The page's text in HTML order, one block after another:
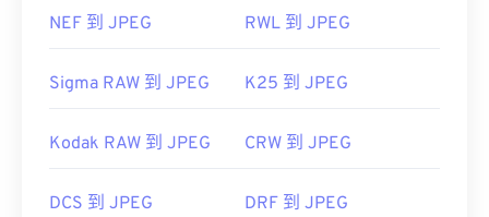
NEF 到 JPEG RWL 到 JPEG
Sigma RAW 到 JPEG K25 到 JPEG
Kodak RAW 到 JPEG CRW 到 JPEG
DCS 到 JPEG DRF 到 JPEG